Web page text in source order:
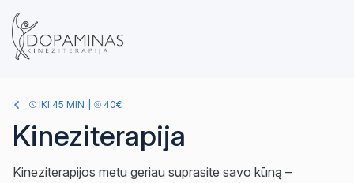
IKI 45 MIN 40€
Kineziterapija
Kineziterapijos metu geriau suprasite savo kūną –